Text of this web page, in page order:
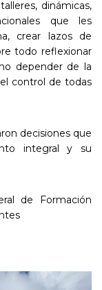
dinámicas,
que les
crear lazos de
todo reflexionar
depender de la
control de todas
decisiones que
integral y su
de Formación